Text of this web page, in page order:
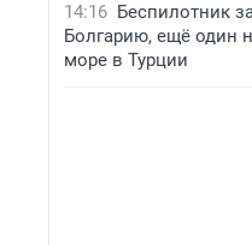
14:16 Беспилотник
Болгарию, ещё один
море в Турции